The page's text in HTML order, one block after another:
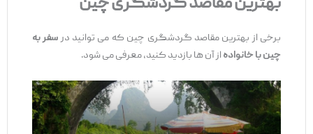
برخی از بهترین مقاصد گردشگری چین که می ‌توانید درسفر به
چین با خانوادهاز آن ‌ها بازدید کنید، معرفی می ‌شود.